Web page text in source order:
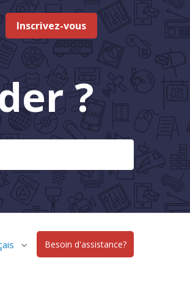
Inscrivez-vous
?
Besoin d'assistance?